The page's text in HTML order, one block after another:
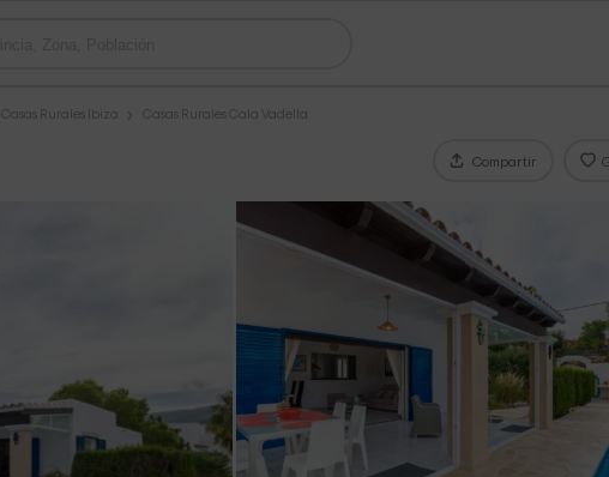
Casas Rurales Ibiza Casas Rurales Cala Vadella
Compartir